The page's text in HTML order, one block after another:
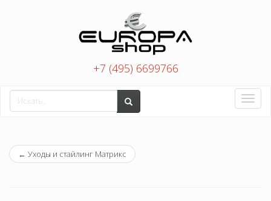
+7 (495) 6699766
Toggle
← Уходы и стайлинг Матрикс